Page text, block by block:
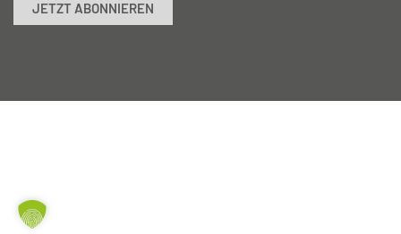
JETZT ABONNIEREN